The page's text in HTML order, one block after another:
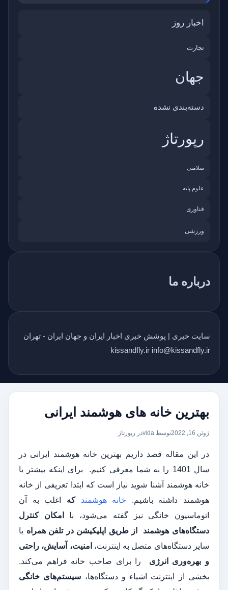
اخبار روز
تجارت
جهان
دسته‌بندی نشده
رپورتاژ
سلامتی
علوم پایه
فناوری
ورزشی
درباره ما
سایت خبری | پوشش خبری اخبار ایران و جهان ایران - تهران
kissandfly.ir info@kissandfly.ir
بهترین خانه های هوشمند ایرانی
ژوئن 16, 2022 توسط vida در رپورتاژ
در این مقاله قصد داریم بهترین خانه هوشمند ایرانی در
سال 1401 را به شما معرفی کنیم. برای اینکه بیشتر با
خانه هوشمند آشنا شوید نیاز است که ابتدا تعریفی از خانه
هوشمند داشته باشیم. خانه هوشمند که
اغلب به آن
اتوماسیون خانگی نیز گفته می‌شود، با
امکان کنترل
دستگاه‌های هوشمند
از طریق اپلیکیشن در تلفن همراه یا
سایر دستگاه‌های متصل به اینترنت، امنیت، آسایش، راحتی
و بهره‌وری انرژی را برای صاحب خانه فراهم می‌کند.
بخشی از اینترنت اشیاء و دستگاه‌ها، سیستم‌های خانگی